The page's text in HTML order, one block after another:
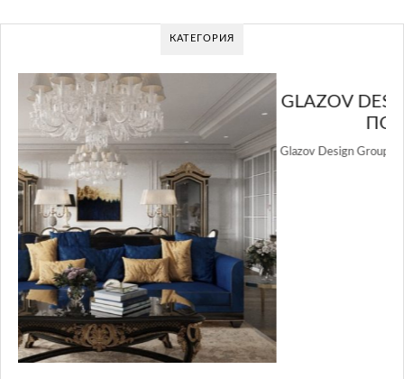
КАТЕГОРИЯ